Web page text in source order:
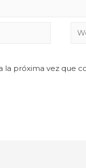
la próxima vez que